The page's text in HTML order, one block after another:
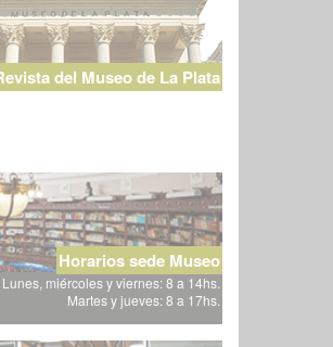
del Museo de La Plata
Horarios sede Museo
Lunes, miércoles y viernes: 8 a 14hs.
Martes y jueves: 8 a 17hs.